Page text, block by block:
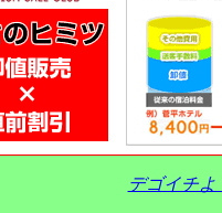
デゴイチよ